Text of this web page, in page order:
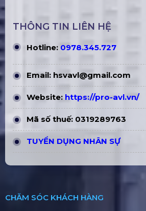
THÔNG TIN LIÊN HỆ
Hotline: 0978.345.727
Email: hsvavl@gmail.com
Website: https://pro-avl.vn/
Mã số thuế: 0319289763
TUYỂN DỤNG NHÂN SỰ
CHĂM SÓC KHÁCH HÀNG